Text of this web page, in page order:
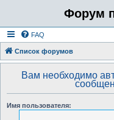
Форум
FAQ
Список форумов
Вам необходимо
Имя пользователя: